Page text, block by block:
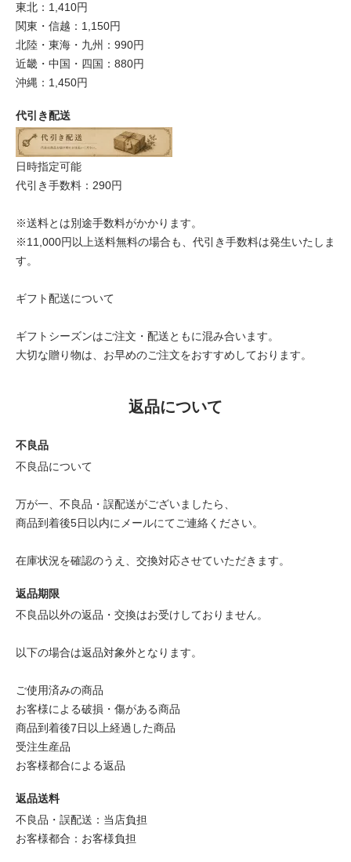
東北：1,410円
関東・信越：1,150円
北陸・東海・九州：990円
近畿・中国・四国：880円
沖縄：1,450円
代引き配送
日時指定可能
代引き手数料：290円
※送料とは別途手数料がかかります。
※11,000円以上送料無料の場合も、代引き手数料は発生いたしま
す。
ギフト配送について
ギフトシーズンはご注文・配送ともに混み合います。
大切な贈り物は、お早めのご注文をおすすめしております。
返品について
不良品
不良品について
万が一、不良品・誤配送がございましたら、
商品到着後5日以内にメールにてご連絡ください。
在庫状況を確認のうえ、交換対応させていただきます。
返品期限
不良品以外の返品・交換はお受けしておりません。
以下の場合は返品対象外となります。
ご使用済みの商品
お客様による破損・傷がある商品
商品到着後7日以上経過した商品
受注生産品
お客様都合による返品
返品送料
不良品・誤配送：当店負担
お客様都合：お客様負担